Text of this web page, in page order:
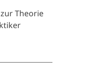
Theorie